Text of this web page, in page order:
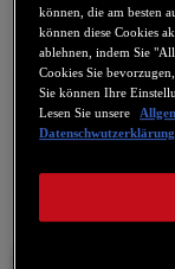
können, die am besten
können diese Cookies
ablehnen, indem Sie
Cookies Sie
Sie können Ihre
Lesen Sie unsere
Datenschwutzerklärung